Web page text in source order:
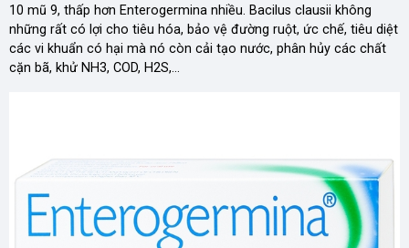
10 mũ 9, thấp hơn Enterogermina nhiều. Bacilus clausii không
những rất có lợi cho tiêu hóa, bảo vệ đường ruột, ức chế, tiêu diệt
các vi khuẩn có hại mà nó còn cải tạo nước, phân hủy các chất
cặn bã, khử NH3, COD, H2S,…